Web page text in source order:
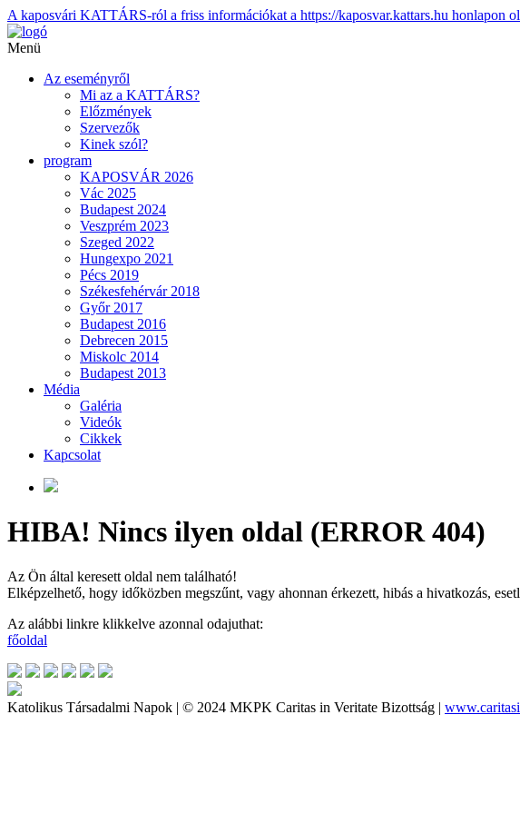
A kaposvári KATTÁRS-ról a friss információkat a https://kaposvar.kattars.hu honlapon
Menü
Az eseményről
Mi az a KATTÁRS?
Előzmények
Szervezők
Kinek szól?
program
KAPOSVÁR 2026
Vác 2025
Budapest 2024
Veszprém 2023
Szeged 2022
Hungexpo 2021
Pécs 2019
Székesfehérvár 2018
Győr 2017
Budapest 2016
Debrecen 2015
Miskolc 2014
Budapest 2013
Média
Galéria
Videók
Cikkek
Kapcsolat
HIBA! Nincs ilyen oldal (ERROR 404)
Az Ön által keresett oldal nem található!
Elképzelhető, hogy időközben megszűnt, vagy ahonnan érkezett, hibás a hivatkozás,
Az alábbi linkre klikkelve azonnal odajuthat:
főoldal
Katolikus Társadalmi Napok | © 2024 MKPK Caritas in Veritate Bizottság |